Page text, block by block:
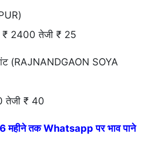
₹ 2400 तेजी ₹ 25
(RAJNANDGAON SOYA
तेजी ₹ 40
महीने तक Whatsapp पर भाव पाने